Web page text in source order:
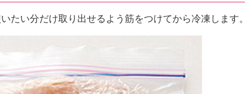
たい分だけ取り出せるよう筋をつけてから冷凍します。